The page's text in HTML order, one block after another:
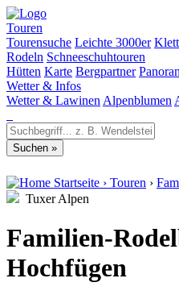
Touren
Tourensuche Leichte 3000er
Rodeln Schneeschuhtouren
Hütten Karte Bergpartner
Wetter & Infos
Wetter & Lawinen Alpenblumen
Startseite › Touren ›
Tuxer Alpen
Familien-
Hochfügen